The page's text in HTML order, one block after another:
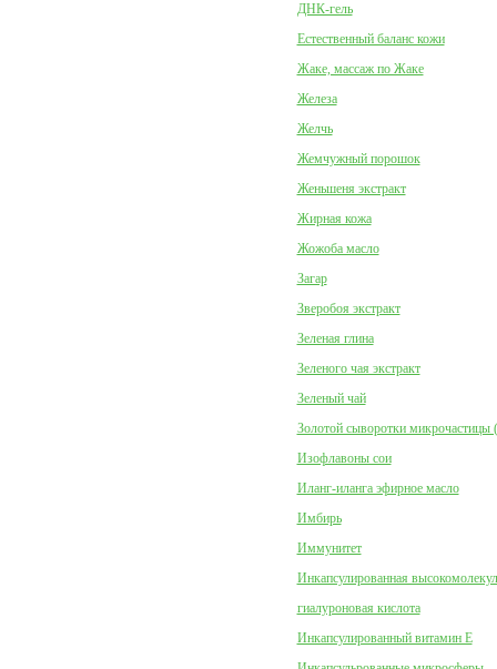
ДНК-гель
Естественный баланс кожи
Жаке, массаж по Жаке
Железа
Желчь
Жемчужный порошок
Женьшеня экстракт
Жирная кожа
Жожоба масло
Загар
Зверобоя экстракт
Зеленая глина
Зеленого чая экстракт
Зеленый чай
Золотой сыворотки микрочастицы
Изофлавоны сои
Иланг-иланга эфирное масло
Имбирь
Иммунитет
Инкапсулированная
гиалуроновая кислота
Инкапсулированный витамин Е